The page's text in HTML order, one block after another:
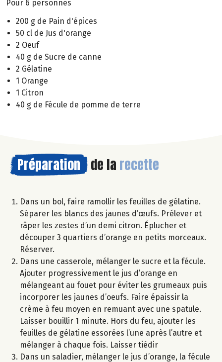
Pour 6 personnes
200 g de Pain d'épices
50 cl de Jus d'orange
2 Oeuf
40 g de Sucre de canne
2 Gélatine
1 Orange
1 Citron
40 g de Fécule de pomme de terre
Préparation de la recette
Dans un bol, faire ramollir les feuilles de gélatine.
Séparer les blancs des jaunes d’œufs. Prélever et
râper les zestes d’un demi citron. Éplucher et
découper 3 quartiers d’orange en petits morceaux.
Réserver.
Dans une casserole, mélanger le sucre et la fécule.
Ajouter progressivement le jus d’orange en
mélangeant au fouet pour éviter les grumeaux puis
incorporer les jaunes d’oeufs. Faire épaissir la
crème à feu moyen en remuant avec une spatule.
Laisser bouillir 1 minute. Hors du feu, ajouter les
feuilles de gélatine essorées l’une après l’autre et
mélanger à chaque fois. Laisser tiédir
Dans un saladier, mélanger le jus d’orange, la fécule